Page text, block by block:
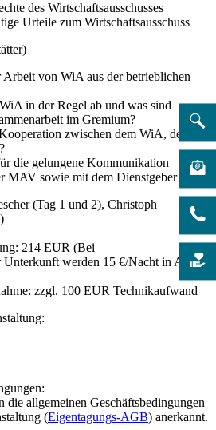
des Wirtschaftsausschusses
Urteile zum Wirtschaftsausschuss
Arbeit von WiA aus der betrieblichen
in der Regel ab und was sind
im Gremium?
zwischen dem WiA, dem
die gelungene Kommunikation
MAV sowie mit dem Dienstgeber
(Tag 1 und 2), Christoph
214 EUR (Bei
Unterkunft werden 15 €/Nacht in Abzug
zzgl. 100 EUR Technikaufwand
allgemeinen Geschäftsbedingungen
(Eigentagungs-AGB) anerkannt.